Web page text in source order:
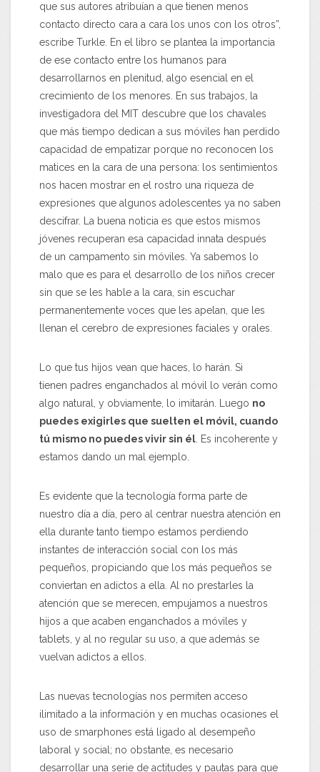
que sus autores atribuían a que tienen menos
contacto directo cara a cara los unos con los otros”,
escribe Turkle. En el libro se plantea la importancia
de ese contacto entre los humanos para
desarrollarnos en plenitud, algo esencial en el
crecimiento de los menores. En sus trabajos, la
investigadora del MIT descubre que los chavales
que más tiempo dedican a sus móviles han perdido
capacidad de empatizar porque no reconocen los
matices en la cara de una persona: los sentimientos
nos hacen mostrar en el rostro una riqueza de
expresiones que algunos adolescentes ya no saben
descifrar. La buena noticia es que estos mismos
jóvenes recuperan esa capacidad innata después
de un campamento sin móviles. Ya sabemos lo
malo que es para el desarrollo de los niños crecer
sin que se les hable a la cara, sin escuchar
permanentemente voces que les apelan, que les
llenan el cerebro de expresiones faciales y orales.
Lo que tus hijos vean que haces, lo harán. Si
tienen padres enganchados al móvil lo verán como
algo natural, y obviamente, lo imitarán. Luego no
puedes exigirles que suelten el móvil, cuando
tú mismo no puedes vivir sin él . Es incoherente y
estamos dando un mal ejemplo.
Es evidente que la tecnología forma parte de
nuestro día a día, pero al centrar nuestra atención en
ella durante tanto tiempo estamos perdiendo
instantes de interacción social con los más
pequeños, propiciando que los más pequeños se
conviertan en adictos a ella. Al no prestarles la
atención que se merecen, empujamos a nuestros
hijos a que acaben enganchados a móviles y
tablets, y al no regular su uso, a que además se
vuelvan adictos a ellos.
Las nuevas tecnologías nos permiten acceso
ilimitado a la información y en muchas ocasiones el
uso de smarphones está ligado al desempeño
laboral y social; no obstante, es necesario
desarrollar una serie de actitudes y pautas para que